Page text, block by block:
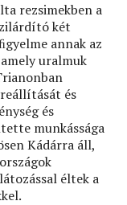
rezsimekben a
két
annak az
uralmuk
és
és
munkássága
Kádárra áll,
éltek a